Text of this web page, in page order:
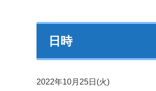
日時
2022年10月25日(火)